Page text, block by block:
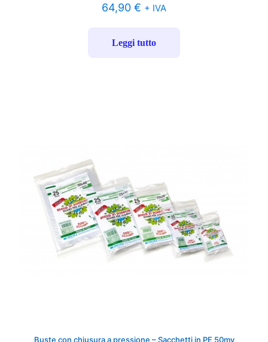
64,90 € + IVA
Leggi tutto
Buste con chiusura a pressione – Sacchetti in PE 50my